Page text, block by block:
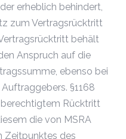
erheblich behindert,
zum Vertragsrücktritt
behält
Anspruch auf die
ebenso bei
§1168
Rücktritt
die von MSRA
Zeitpunktes des